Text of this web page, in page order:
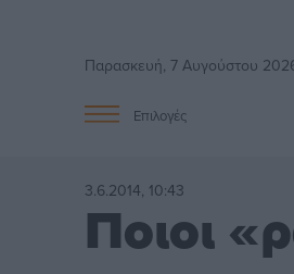
Παρασκευή, 7 Αυγούστου
Επιλογές
3.6.2014, 10:43
Ποιοι